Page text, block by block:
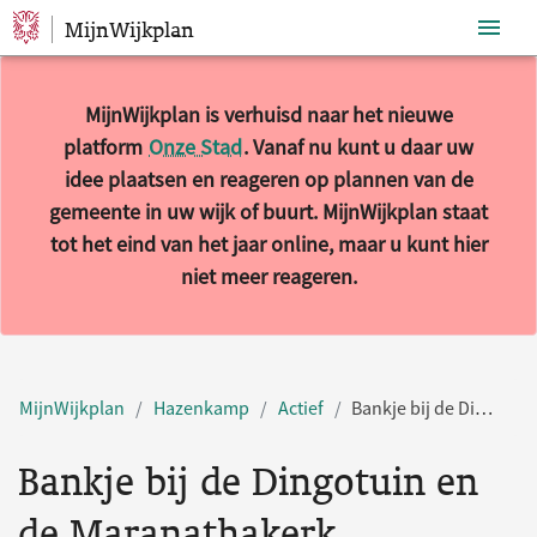
Sla navigatie over
MijnWijkplan
MijnWijkplan is verhuisd naar het nieuwe
platform Onze Stad. Vanaf nu kunt u daar uw
idee plaatsen en reageren op plannen van de
gemeente in uw wijk of buurt. MijnWijkplan staat
tot het eind van het jaar online, maar u kunt hier
niet meer reageren.
MijnWijkplan Hazenkamp Actief Bankje bij de Dingotuin en de Maranathakerk
Bankje bij de Dingotuin en